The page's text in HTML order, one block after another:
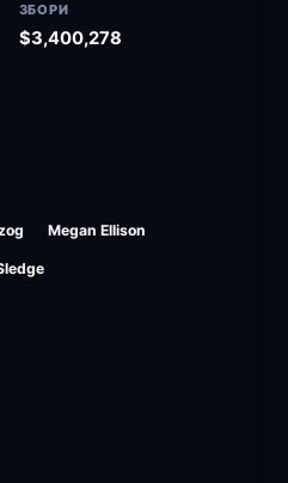
ЗБОРИ
$3,400,278
Megan Ellison